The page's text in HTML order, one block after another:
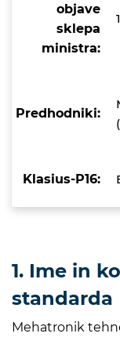
objave
sklepa
ministra:
Predhodniki:
Klasius-P16:
1. Ime in
standarda
Mehatronik